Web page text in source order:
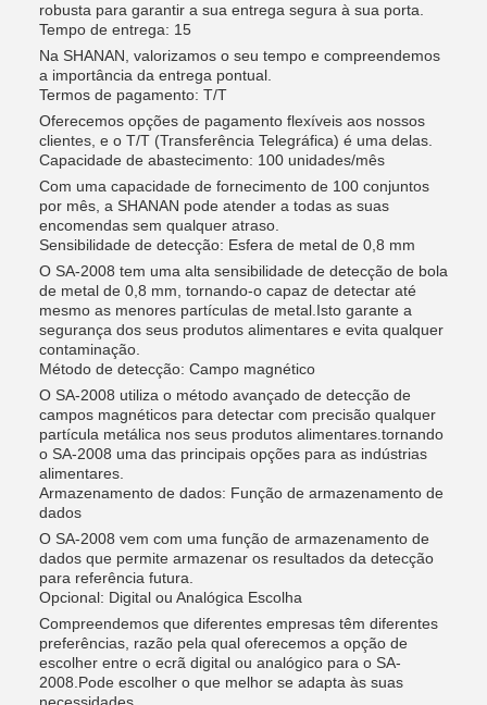
robusta para garantir a sua entrega segura à sua porta.
Tempo de entrega: 15
Na SHANAN, valorizamos o seu tempo e compreendemos
a importância da entrega pontual.
Termos de pagamento: T/T
Oferecemos opções de pagamento flexíveis aos nossos
clientes, e o T/T (Transferência Telegráfica) é uma delas.
Capacidade de abastecimento: 100 unidades/mês
Com uma capacidade de fornecimento de 100 conjuntos
por mês, a SHANAN pode atender a todas as suas
encomendas sem qualquer atraso.
Sensibilidade de detecção: Esfera de metal de 0,8 mm
O SA-2008 tem uma alta sensibilidade de detecção de bola
de metal de 0,8 mm, tornando-o capaz de detectar até
mesmo as menores partículas de metal.Isto garante a
segurança dos seus produtos alimentares e evita qualquer
contaminação.
Método de detecção: Campo magnético
O SA-2008 utiliza o método avançado de detecção de
campos magnéticos para detectar com precisão qualquer
partícula metálica nos seus produtos alimentares.tornando
o SA-2008 uma das principais opções para as indústrias
alimentares.
Armazenamento de dados: Função de armazenamento de
dados
O SA-2008 vem com uma função de armazenamento de
dados que permite armazenar os resultados da detecção
para referência futura.
Opcional: Digital ou Analógica Escolha
Compreendemos que diferentes empresas têm diferentes
preferências, razão pela qual oferecemos a opção de
escolher entre o ecrã digital ou analógico para o SA-
2008.Pode escolher o que melhor se adapta às suas